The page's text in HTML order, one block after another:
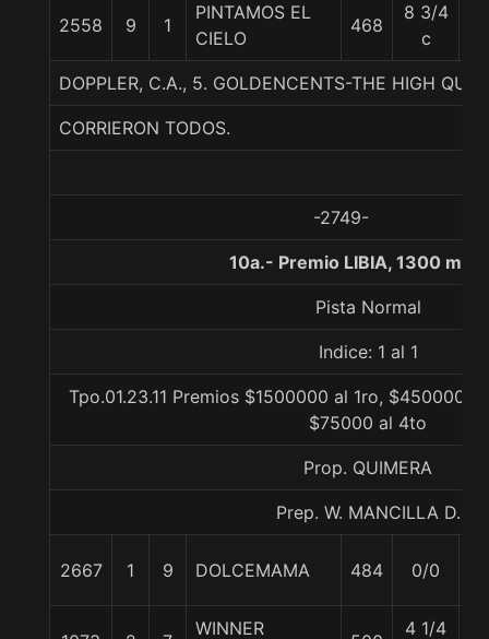
2558 9 1
PINTAMOS EL
CIELO
468
8 3/4
c
DOPPLER, C.A., 5. GOLDENCENTS-THE HIGH
CORRIERON TODOS.
-2749-
10a.- Premio LIBIA, 1300
Pista Normal
Indice: 1 al 1
Tpo.01.23.11 Premios $1500000 al 1ro, $450000
$75000 al 4to
Prop. QUIMERA
Prep. W. MANCILLA D.
2667 1 9 DOLCEMAMA 484 0/0
WINNER 4 1/4